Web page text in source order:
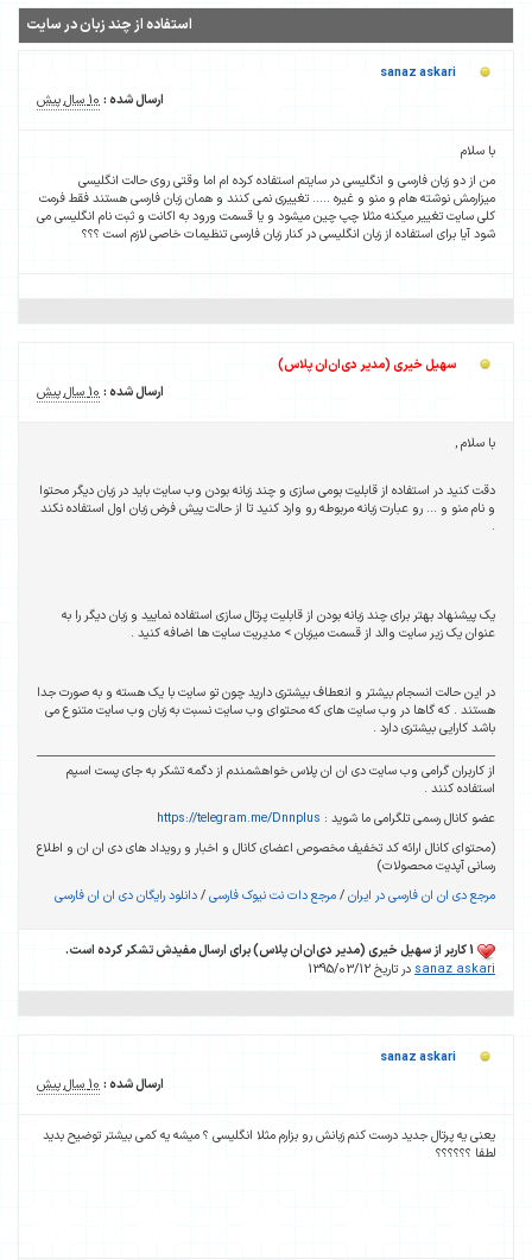
استفاده از چند زبان در سایت
sanaz askari
ارسال شده : 10 سال پیش
با سلام
من از دو زبان فارسی و انگلیسی در سایتم استفاده کرده ام اما وقتی روی حالت انگلیسی
میزارمش نوشته هام و منو و غیره ..... تغییری نمی کنند و همان زبان فارسی هستند فقط فرمت
کلی سایت تغییر میکنه مثلا چپ چین میشود و یا قسمت ورود به اکانت و ثبت نام انگلیسی می
شود آیا برای استفاده از زبان انگلیسی در کنار زبان فارسی تنظیمات خاصی لازم است ؟؟؟
سهیل خیری (مدیر دی‌ان‌ان پلاس)
ارسال شده : 10 سال پیش
با سلام ,
دقت کنید در استفاده از قابلیت بومی سازی و چند زبانه بودن وب سایت باید در زبان دیگر محتوا
و نام منو و ... رو عبارت زبانه مربوطه رو وارد کنید تا از حالت پیش فرض زبان اول استفاده نکند
.
یک پیشنهاد بهتر برای چند زبانه بودن از قابلیت پرتال سازی استفاده نمایید و زبان دیگر را به
عنوان یک زیر سایت والد از قسمت میزبان > مدیریت سایت ها اضافه کنید .
در این حالت انسجام بیشتر و انعطاف بیشتری دارید چون تو سایت با یک هسته و به صورت جدا
هستند . که گاها در وب سایت های که محتوای وب سایت نسبت به زبان وب سایت متنوع می
باشد کارایی بیشتری دارد .
از کاربران گرامی وب سایت دی ان ان پلاس خواهشمندم از دگمه تشکر به جای پست اسپم
استفاده کنند .
عضو کانال رسمی تلگرامی ما شوید : https://telegram.me/Dnnplus
(محتوای کانال ارائه کد تخفیف مخصوص اعضای کانال و اخبار و رویداد های دی ان ان و اطلاع
رسانی آپدیت محصولات)
مرجع دی ان ان فارسی در ایران/مرجع دات نت نیوک فارسی/دانلود رایگان دی ان ان فارسی
sanaz askari در تاریخ 1395/03/12
sanaz askari
ارسال شده : 10 سال پیش
یعنی یه پرتال جدید درست کنم زبانش رو بزارم مثلا انگلیسی ؟ میشه یه کمی بیشتر توضیح بدید
لطفا ؟؟؟؟؟؟